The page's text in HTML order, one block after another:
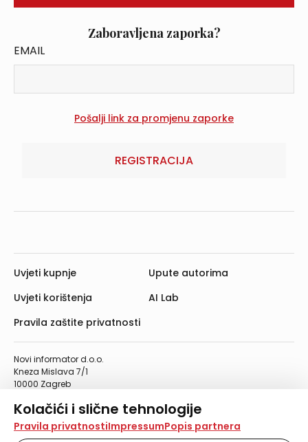
Kolačići i slične tehnologije
Na našoj web stranici koristimo kolačiće i slične
tehnologije za pohranu, čitanje i obradu informacija na
Pravila privatnostiImpressumPopis partnera
Zaboravljena zaporka?
EMAIL
REGISTRACIJA
Novi informator d.o.o.
Kneza Mislava 7/1
10000 Zagreb
Telefaks: 01/4612-553
info@informator.hr
Uvjeti kupnje
Uvjeti korištenja
Pravila zaštite privatnosti
Upute autorima
AI Lab